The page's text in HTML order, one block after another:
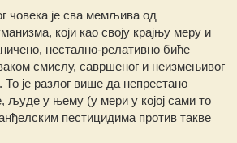
човека је сва мемљива од
који као своју крајњу меру и
нестално-релативно биће –
смислу, савршеног и неизмењивог
То је разлог више да непрестано
људе у њему (у мери у којој сами то
пестицидима против такве